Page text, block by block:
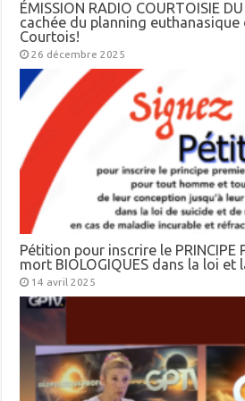
ÉMISSION RADIO COURTOISIE
cachée du planning euthanasique
Courtois!
26 décembre 2025
Pétition pour inscrire le PRINCIPE
mort BIOLOGIQUES dans la loi et
14 avril 2025